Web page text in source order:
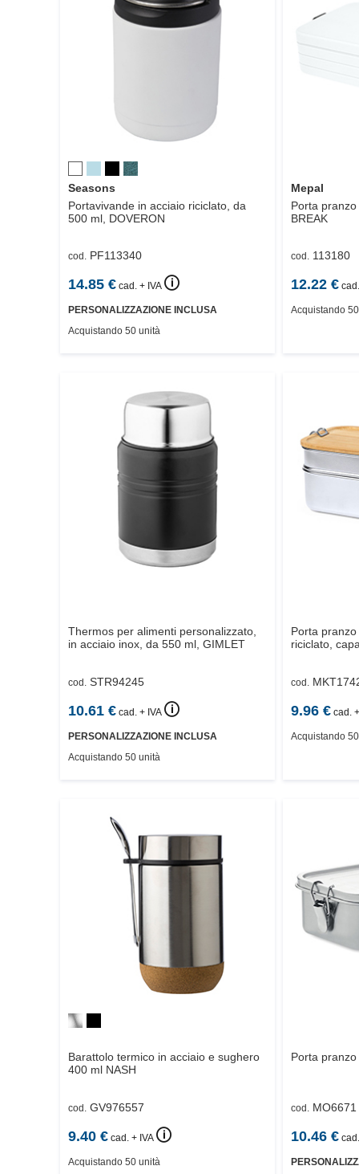
Seasons
Portavivande in acciaio riciclato, da
500 ml, DOVERON
cod. PF113340
14.85 € cad. + IVA 🛈
PERSONALIZZAZIONE INCLUSA
Acquistando 50 unità
Mepal
Porta
BREAK
cod. 113180
12.22€
Acquistando
Thermos per alimenti personalizzato,
in acciaio inox, da 550 ml, GIMLET
cod. STR94245
10.61 € cad. + IVA 🛈
PERSONALIZZAZIONE INCLUSA
Acquistando 50 unità
Porta
riciclato,
cod.
9.96€ cad.
Acquistando
Barattolo termico in acciaio e sughero
400 ml NASH
cod. GV976557
9.40 € cad. + IVA 🛈
Acquistando 50 unità
Porta
cod. MO6671
10.46€